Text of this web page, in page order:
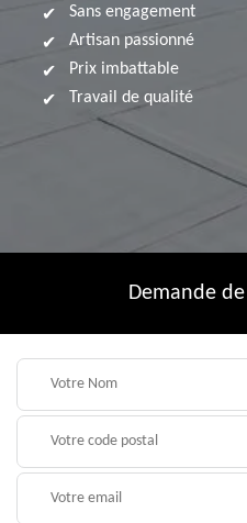
Sans engagement
Artisan passionné
Prix imbattable
Travail de qualité
Demande